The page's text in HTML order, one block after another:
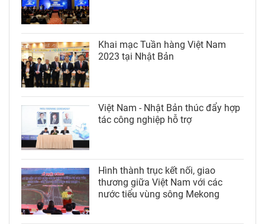
Khai mạc Tuần hàng Việt Nam
2023 tại Nhật Bản
Việt Nam - Nhật Bản thúc đẩy hợp
tác công nghiệp hỗ trợ
Hình thành trục kết nối, giao
thương giữa Việt Nam với các
nước tiểu vùng sông Mekong